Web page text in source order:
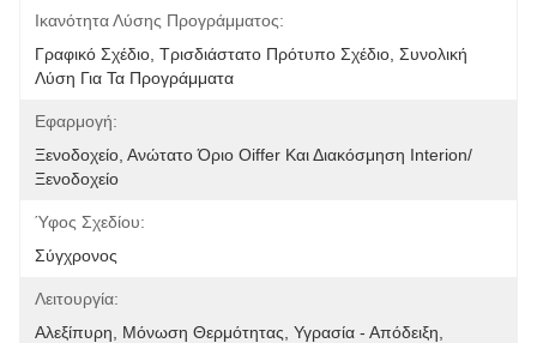
Ικανότητα Λύσης Προγράμματος:
Γραφικό Σχέδιο, Τρισδιάστατο Πρότυπο Σχέδιο, Συνολική
Λύση Για Τα Προγράμματα
Εφαρμογή:
Ξενοδοχείο, Ανώτατο Όριο Oiffer Και Διακόσμηση Interion/
Ξενοδοχείο
Ύφος Σχεδίου:
Σύγχρονος
Λειτουργία:
Αλεξίπυρη, Μόνωση Θερμότητας, Υγρασία - Απόδειξη,